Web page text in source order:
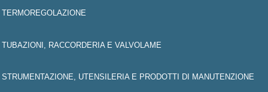
TERMOREGOLAZIONE
TUBAZIONI, RACCORDERIA E VALVOLAME
STRUMENTAZIONE, UTENSILERIA E PRODOTTI DI MANUTENZIONE